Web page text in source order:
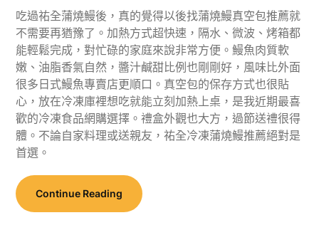
吃過祐全蒲燒鰻後，真的覺得以後找蒲燒鰻真空包推薦就
不需要再猶豫了。加熱方式超快速，隔水、微波、烤箱都
能輕鬆完成，對忙碌的家庭來說非常方便。鰻魚肉質軟
嫩、油脂香氣自然，醬汁鹹甜比例也剛剛好，風味比外面
很多日式鰻魚專賣店更順口。真空包的保存方式也很貼
心，放在冷凍庫裡想吃就能立刻加熱上桌，是我近期最喜
歡的冷凍食品網購選擇。禮盒外觀也大方，過節送禮很得
體。不論自家料理或送親友，祐全冷凍蒲燒鰻推薦絕對是
首選。
Continue Reading